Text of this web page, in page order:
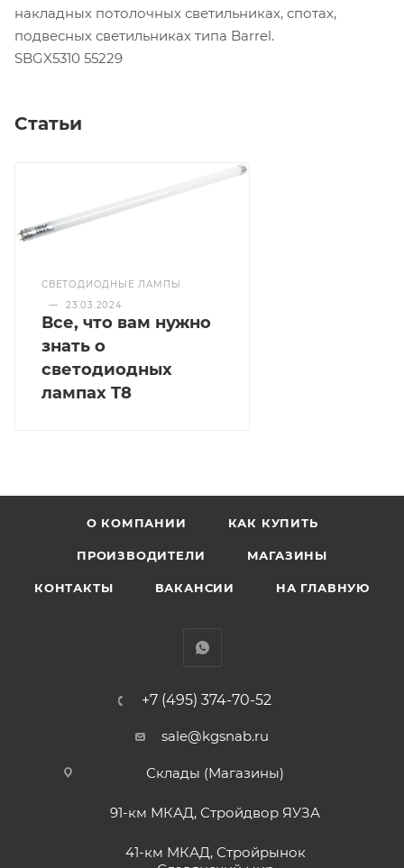
накладных потолочных светильниках, спотах,
подвесных светильниках типа Barrel.
SBGX5310 55229
Статьи
СВЕТОДИОДНЫЕ ЛАМПЫ
—
23.03.2024
Все, что вам нужно
знать о
светодиодных
лампах T8
О КОМПАНИИ КАК КУПИТЬ
ПРОИЗВОДИТЕЛИ МАГАЗИНЫ
КОНТАКТЫ ВАКАНСИИ НА ГЛАВНУЮ
+7 (495) 374-70-52
sale@kgsnab.ru
Склады (Магазины)
91-км МКАД, Стройдвор ЯУЗА
41-км МКАД, Стройрынок